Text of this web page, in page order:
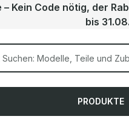
Kein Code nötig, der
bis 31.08.
PRODUKTE